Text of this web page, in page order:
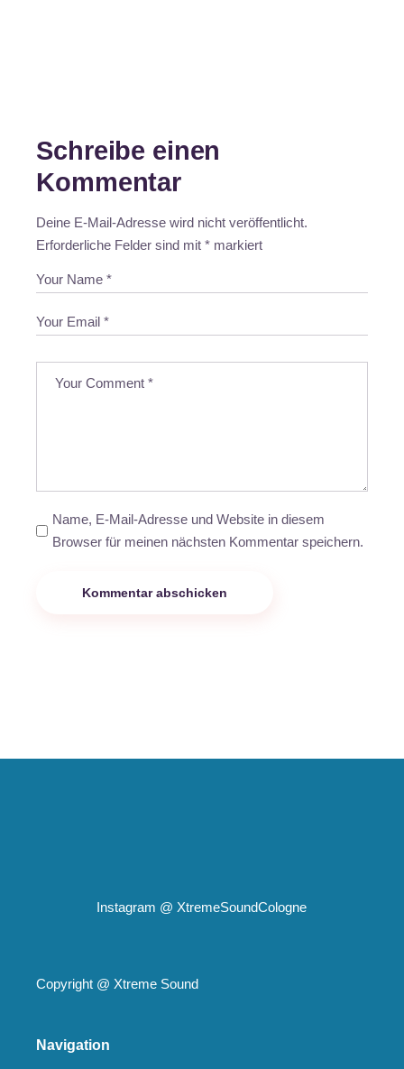
Schreibe einen
Kommentar
Deine E-Mail-Adresse wird nicht veröffentlicht.
Erforderliche Felder sind mit* markiert
Name, E-Mail-Adresse und Website in diesem
Browser für meinen nächsten Kommentar speichern.
Kommentar abschicken
Instagram @ XtremeSoundCologne
Copyright @ Xtreme Sound
Navigation